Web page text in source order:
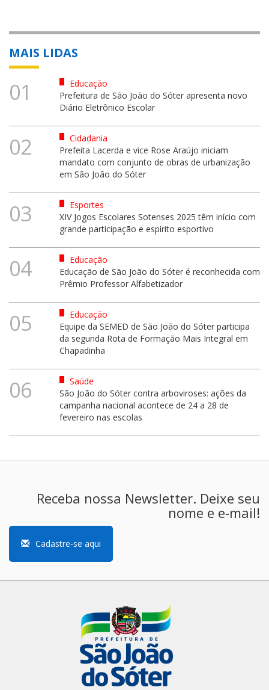
MAIS LIDAS
01
Educação
Prefeitura de São João do Sóter apresenta novo
Diário Eletrônico Escolar
02
Cidadania
Prefeita Lacerda e vice Rose Araújo iniciam
mandato com conjunto de obras de urbanização
em São João do Sóter
03
Esportes
XIV Jogos Escolares Sotenses 2025 têm início com
grande participação e espírito esportivo
04
Educação
Educação de São João do Sóter é reconhecida com
Prêmio Professor Alfabetizador
05
Educação
Equipe da SEMED de São João do Sóter participa
da segunda Rota de Formação Mais Integral em
Chapadinha
06
Saúde
São João do Sóter contra arboviroses: ações da
campanha nacional acontece de 24 a 28 de
fevereiro nas escolas
Receba nossa Newsletter. Deixe seu
nome e e-mail!
Cadastre-se aqui